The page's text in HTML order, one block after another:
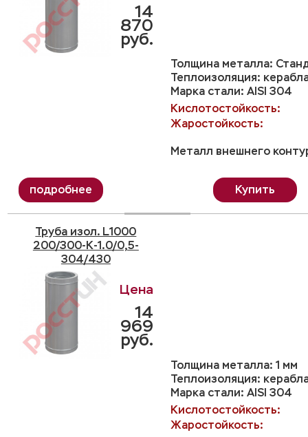
Толщина металла:
Теплоизоляция:
Марка стали: AISI 304
Кислотостойкость:
Жаростойкость:
Металл внешнего
14
870
руб.
Купить
Труба изол. L1000
200/300-K-1.0/0,5-
304/430
Толщина металла: 1 мм
Теплоизоляция:
Марка стали: AISI 304
Кислотостойкость:
Жаростойкость:
14
969
руб.